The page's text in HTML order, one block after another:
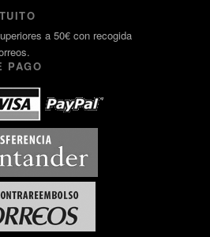
a 50€ con recogida
PAGO